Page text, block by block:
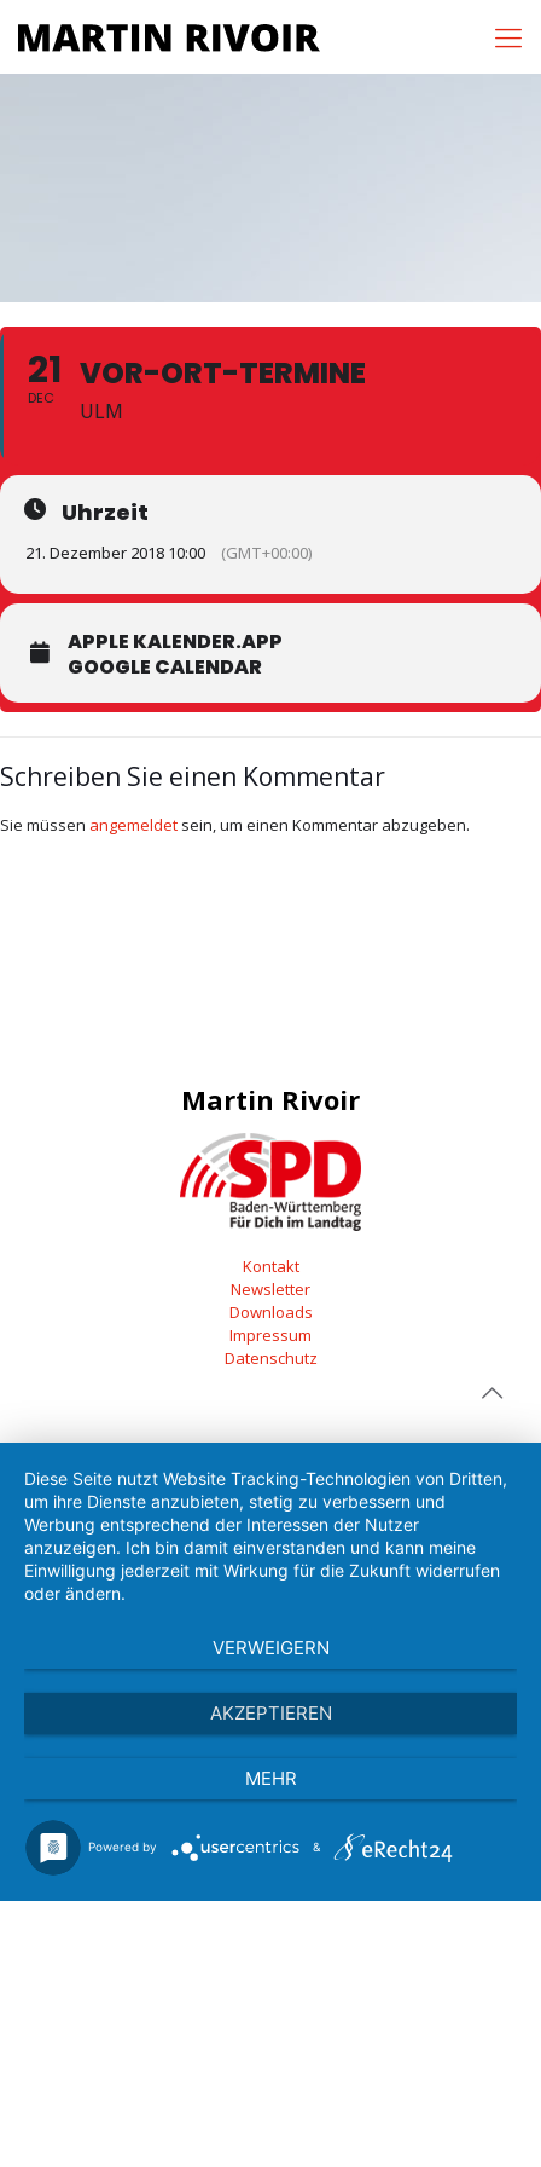
21
DEC
VOR-ORT-TERMINE
ULM
Uhrzeit
21. Dezember 2018 10:00 (GMT+00:00)
APPLE KALENDER.APP
GOOGLE CALENDAR
Schreiben Sie einen Kommentar
Sie müssen angemeldet sein, um einen Kommentar abzugeben.
Martin Rivoir
Kontakt
Newsletter
Downloads
Impressum
Datenschutz
Diese Seite nutzt Website Tracking-Technologien von Dritten,
um ihre Dienste anzubieten, stetig zu verbessern und
Werbung entsprechend der Interessen der Nutzer
anzuzeigen. Ich bin damit einverstanden und kann meine
Einwilligung jederzeit mit Wirkung für die Zukunft widerrufen
oder ändern.
VERWEIGERN
AKZEPTIEREN
MEHR
Powered by &